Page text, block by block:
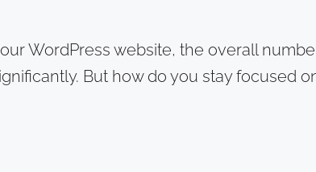
WordPress website, the overall
But how do you stay focused